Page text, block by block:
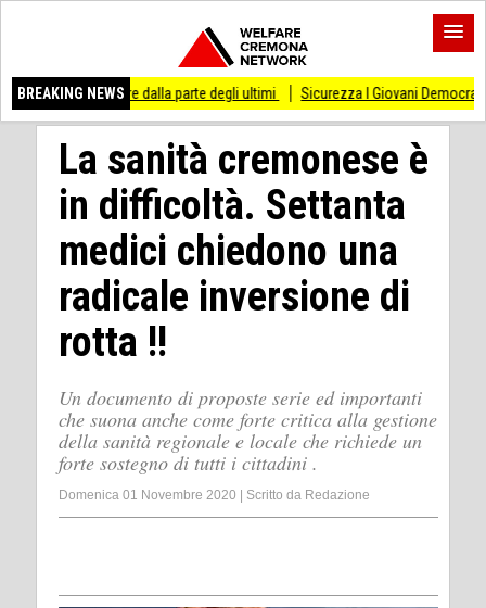
BREAKING NEWS
dalla parte degli ultimi Sicurezza I Giovani Democratici ribattono ai
La sanità cremonese è
in difficoltà. Settanta
medici chiedono una
radicale inversione di
rotta !!
Un documento di proposte serie ed importanti
che suona anche come forte critica alla gestione
della sanità regionale e locale che richiede un
forte sostegno di tutti i cittadini .
Domenica 01 Novembre 2020 Scritto da Redazione